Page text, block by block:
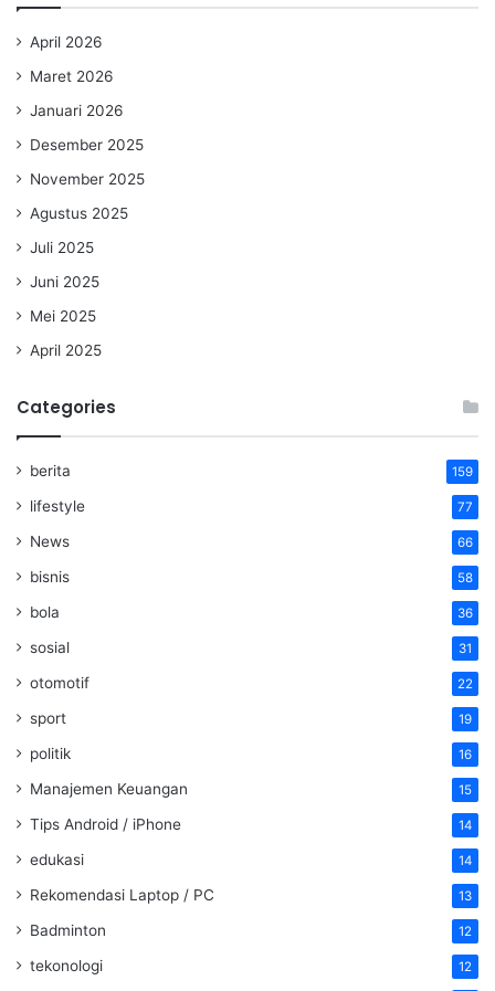
April 2026
Maret 2026
Januari 2026
Desember 2025
November 2025
Agustus 2025
Juli 2025
Juni 2025
Mei 2025
April 2025
Categories
berita 159
lifestyle 77
News 66
bisnis 58
bola 36
sosial 31
otomotif 22
sport 19
politik 16
Manajemen Keuangan 15
Tips Android / iPhone 14
edukasi 14
Rekomendasi Laptop / PC 13
Badminton 12
tekonologi 12